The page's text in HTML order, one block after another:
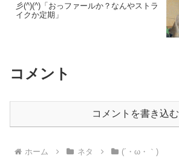
彡(^)(^)「おっファールか？なんやストラ
イクか定期」
コメント
コメントを書き込む
ホーム ネタ (´・ω・｀)